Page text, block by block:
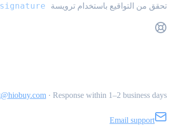
تحقق من التواقيع باستخدام ترويسة
· Response within 1–2 business days
Email support